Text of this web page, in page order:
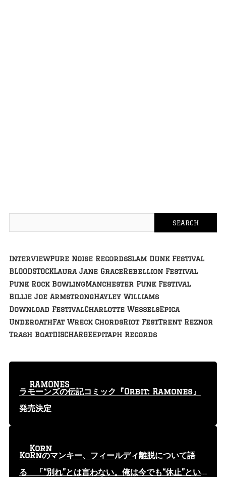
InterviewPure Noise RecordsSlam Dunk Festival
BLOODSTOCKLaura Jane GraceRebellion Festival
Punk Rock BowlingManchester Punk Festival
Billie Joe ArmstrongHayley Williams
Download FestivalCharlotte WesselsEpica
UnderoathFat Wreck ChordsRiot FestTrent Reznor
Trash BoatDISCHARGEEpitaph Records
ラモーンズの伝記コミック『Orbit: Ramones』
発売決定
RAMONES
KoRnのマンキー、フィールディ離脱について語
る 「“別れ”とは言わない。俺は今でも“休止”とい
Korn